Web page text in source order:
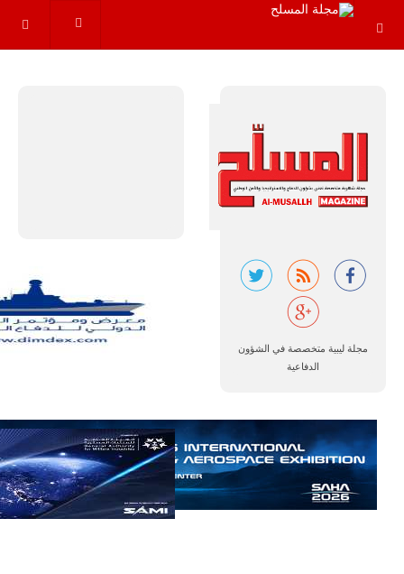
مجلة ليبية متخصصة في الشؤون
الدفاعية
لطائرة الهجوم
الخفيف
نحو 150…
للمزيد